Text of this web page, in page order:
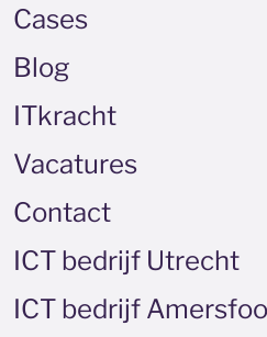
Cases
Blog
ITkracht
Vacatures
Contact
ICT bedrijf Utrecht
ICT bedrijf